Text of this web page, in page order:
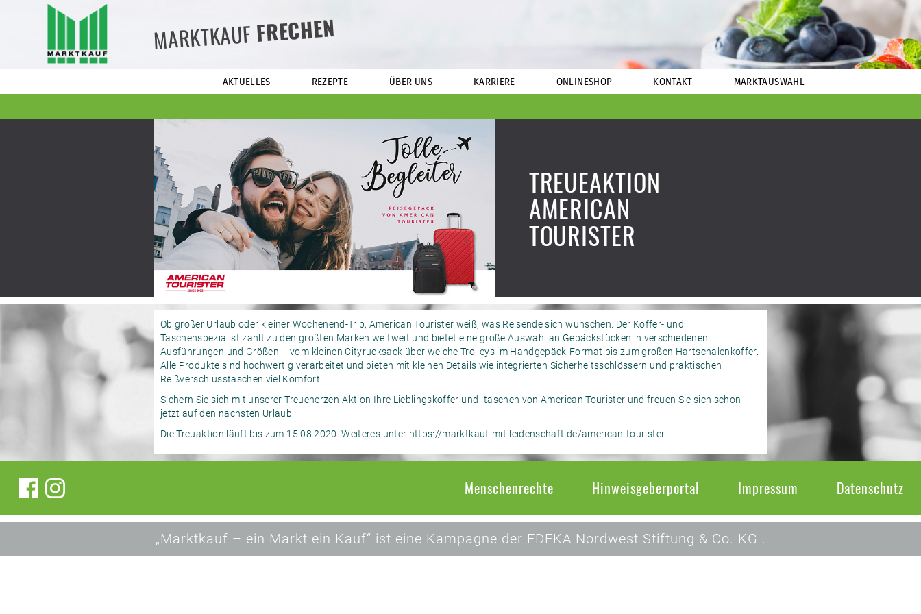
MARKTKAUFFRECHEN
AKTUELLES REZEPTE ÜBER UNS KARRIERE ONLINESHOP KONTAKT MARKTAUSWAHL
TREUEAKTION
AMERICAN
TOURISTER
Ob großer Urlaub oder kleiner Wochenend-Trip, American Tourister weiß, was Reisende sich wünschen. Der Koffer- und
Taschenspezialist zählt zu den größten Marken weltweit und bietet eine große Auswahl an Gepäckstücken in verschiedenen
Ausführungen und Größen – vom kleinen Cityrucksack über weiche Trolleys im Handgepäck-Format bis zum großen Hartschalenkoffer.
Alle Produkte sind hochwertig verarbeitet und bieten mit kleinen Details wie integrierten Sicherheitsschlössern und praktischen
Reißverschlusstaschen viel Komfort.
Sichern Sie sich mit unserer Treueherzen-Aktion Ihre Lieblingskoffer und -taschen von American Tourister und freuen Sie sich schon
jetzt auf den nächsten Urlaub.
Die Treuaktion läuft bis zum 15.08.2020. Weiteres unter https://marktkauf-mit-leidenschaft.de/american-tourister
Menschenrechte Hinweisgeberportal Impressum Datenschutz
„Marktkauf – ein Markt ein Kauf“ ist eine Kampagne der EDEKA Nordwest Stiftung & Co. KG .